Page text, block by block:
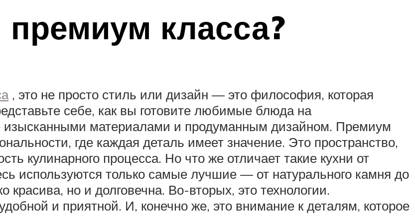
премиум класса?
, это не просто стиль или дизайн — это философия, которая
себе, как вы готовите любимые блюда на
изысканными материалами и продуманным дизайном. Премиум
где каждая деталь имеет значение. Это пространство,
кулинарного процесса. Но что же отличает такие кухни от
используются только самые лучшие — от натурального камня до
красива, но и долговечна. Во-вторых, это технологии.
и приятной. И, конечно же, это внимание к деталям, которое